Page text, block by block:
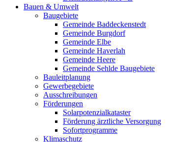
Bauen & Umwelt
Baugebiete
Gemeinde Baddeckenstedt
Gemeinde Burgdorf
Gemeinde Elbe
Gemeinde Haverlah
Gemeinde Heere
Gemeinde Sehlde Baugebiete
Bauleitplanung
Gewerbegebiete
Ausschreibungen
Förderungen
Solarpotenzialkataster
Förderung ärztliche Versorgung
Sofortprogramme
Klimaschutz